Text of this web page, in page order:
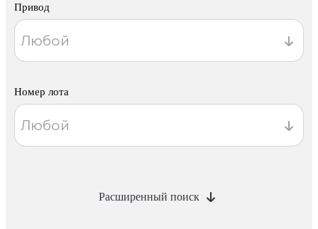
Привод
Номер лота
Расширенный поиск